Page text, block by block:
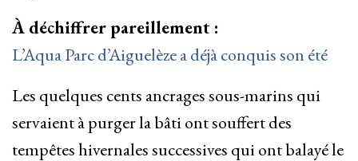
À déchiffrer pareillement :
L’Aqua Parc d’Aiguelèze a déjà conquis son été
Les quelques cents ancrages sous-marins qui
servaient à purger la bâti ont souffert des
tempêtes hivernales successives qui ont balayé le